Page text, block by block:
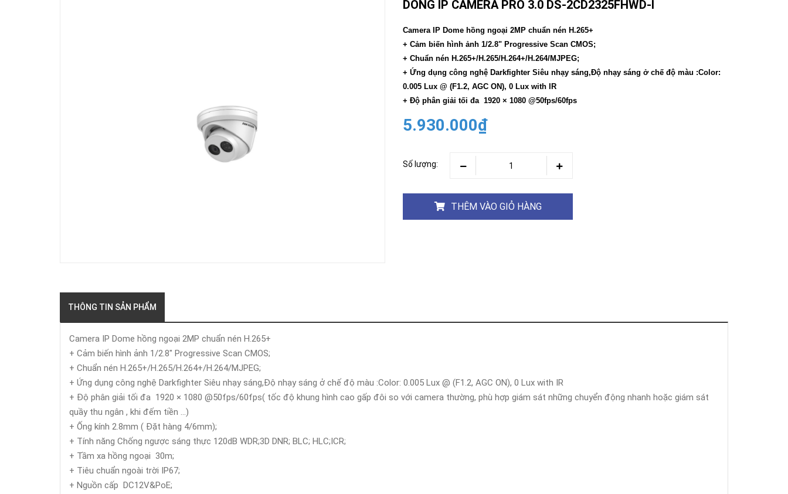
ĐỘNG
Camera
Hikvision
Camera
THIẾT
HỌP
TRỰC
Màn
M27
CHÁY
Faster
Lock
DÒNG IP CAMERA PRO 3.0 DS-2CD2325FHWD-I
Camera IP Dome hồng ngoại 2MP chuẩn nén H.265+
+ Cảm biến hình ảnh 1/2.8" Progressive Scan CMOS;
+ Chuẩn nén H.265+/H.265/H.264+/H.264/MJPEG;
+ Ứng dụng công nghệ Darkfighter Siêu nhạy sáng,Độ nhạy sáng ở chế độ màu :Color:
0.005 Lux @ (F1.2, AGC ON), 0 Lux with IR
+ Độ phân giải tối đa 1920 × 1080 @50fps/60fps
5.930.000₫
Số lượng:
THÊM VÀO GIỎ HÀNG
THÔNG TIN SẢN PHẨM
Camera IP Dome hồng ngoại 2MP chuẩn nén H.265+
+ Cảm biến hình ảnh 1/2.8" Progressive Scan CMOS;
+ Chuẩn nén H.265+/H.265/H.264+/H.264/MJPEG;
+ Ứng dụng công nghệ Darkfighter Siêu nhạy sáng,Độ nhạy sáng ở chế độ màu :Color: 0.005 Lux @ (F1.2, AGC ON), 0 Lux with IR
+ Độ phân giải tối đa 1920 × 1080 @50fps/60fps( tốc độ khung hình cao gấp đôi so với camera thường, phù hợp giám sát những chuyển động nhanh hoặc giám sát
quầy thu ngân , khi đếm tiền ...)
+ Ống kính 2.8mm ( Đặt hàng 4/6mm);
+ Tính năng Chống ngược sáng thực 120dB WDR;3D DNR; BLC; HLC;ICR;
+ Tầm xa hồng ngoại 30m;
+ Tiêu chuẩn ngoài trời IP67;
+ Nguồn cấp DC12V&PoE;